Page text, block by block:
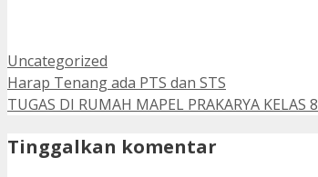
Kategori
Uncategorized
Harap Tenang ada PTS dan STS
TUGAS DI RUMAH MAPEL PRAKARYA KELAS 8
Tinggalkan komentar